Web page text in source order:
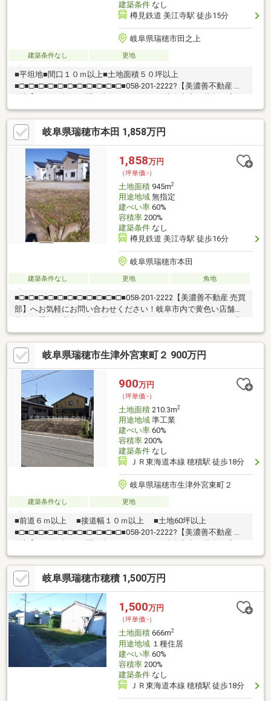
建築条件なし
樽見鉄道 美江寺駅 徒歩15分
岐阜県瑞穂市田之上
建築条件なし 更地
■平坦地■間口１０ｍ以上■土地面積５０坪以上
■□■□■□■□■□■□■□■□■□■□■□■058-201-2222?【美濃善不動産 売
舗・黄色い看板・黄色い車を見かけたことありませんか。私たち
が美濃善不動産です！岐阜を知っている岐阜の不動産エキスパー
ト！土地探しも住まい探しも建築も不動産のことならお任せ下さ
い。■売買保有物件1000件以上！
岐阜県瑞穂市本田 1,858万円
1,858万円
（坪単価:-）
土地面積945m2
用途地域無指定
建ぺい率60%
容積率200%
建築条件なし
樽見鉄道 美江寺駅 徒歩16分
岐阜県瑞穂市本田
建築条件なし 更地 角地
■□■□■□■□■□■□■□■□■□■□■□■058-201-2222【美濃善不動産 売買
部】へお気軽にお問い合わせください！岐阜市内で黄色い店舗・
濃善不動産です！岐阜を知っている岐阜の不動産エキスパート！
土地探しも住まい探しも建築も不動産のことならお任せ下さい。
■売買保有物件1000件以上！
岐阜県瑞穂市生津外宮東町２ 900万円
900万円
（坪単価:-）
土地面積210.3m2
用途地域準工業
建ぺい率60%
容積率200%
建築条件なし
ＪＲ東海道本線 穂積駅 徒歩18分
岐阜県瑞穂市生津外宮東町２
建築条件なし 更地
■前道６ｍ以上 ■接道幅１０ｍ以上 ■土地60坪以上
■□■□■□■□■□■□■□■□■□■□■□■058-201-2222?【美濃善不動産 売
舗・黄色い看板・黄色い車を見かけたことありませんか。私たち
が美濃善不動産です！岐阜を知っている岐阜の不動産エキスパー
ト！土地探しも住まい探しも建築も不動産のことならお任せ下さ
い。■売買保有物件1000件以上！
岐阜県瑞穂市穂積 1,500万円
1,500万円
（坪単価:-）
土地面積666m2
用途地域１種住居
建ぺい率60%
容積率200%
建築条件なし
ＪＲ東海道本線 穂積駅 徒歩18分